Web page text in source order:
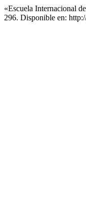
«Escuela Internacional
296. Disponible en: